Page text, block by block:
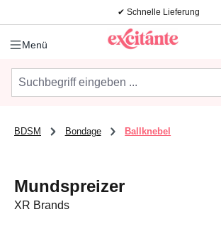
Zum Hauptinhalt springen✔ Schnelle Lieferung
Menü
BDSM Bondage Ballknebel
Mundspreizer
XR Brands